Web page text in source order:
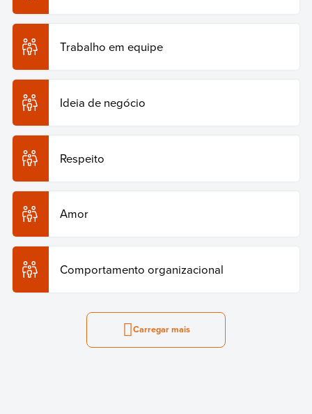
Trabalho em equipe
Ideia de negócio
Respeito
Amor
Comportamento organizacional
Carregar mais